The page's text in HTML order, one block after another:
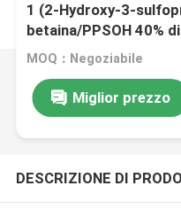
1 (2-Hydroxy-3-
betaina/PPSOH 40%
placcatura elettrolitica
MOQ：Negoziabile
Miglior prezzo
DESCRIZIONE DI